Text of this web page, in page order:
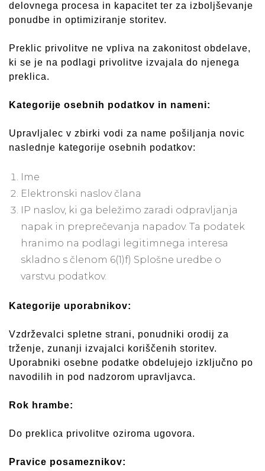
delovnega procesa in kapacitet ter za izboljševanje
ponudbe in optimiziranje storitev.
Preklic privolitve ne vpliva na zakonitost obdelave,
ki se je na podlagi privolitve izvajala do njenega
preklica.
Kategorije osebnih podatkov in nameni:
Upravljalec v zbirki vodi za name pošiljanja novic
naslednje kategorije osebnih podatkov:
Ime
Elektronski naslov člana
IP naslov, ki ga beležimo zaradi odpravljanja
napak in preprečevanja napadov. Ta podatek
hranimo na podlagi legitimnega interesa
skladno s členom 6(1)f) Splošne uredbe o
varstvu podatkov.
Kategorije uporabnikov:
Vzdrževalci spletne strani, ponudniki orodij za
trženje, zunanji izvajalci koriščenih storitev.
Uporabniki osebne podatke obdelujejo izključno po
navodilih in pod nadzorom upravljavca.
Rok hrambe:
Do preklica privolitve oziroma ugovora.
Pravice posameznikov: